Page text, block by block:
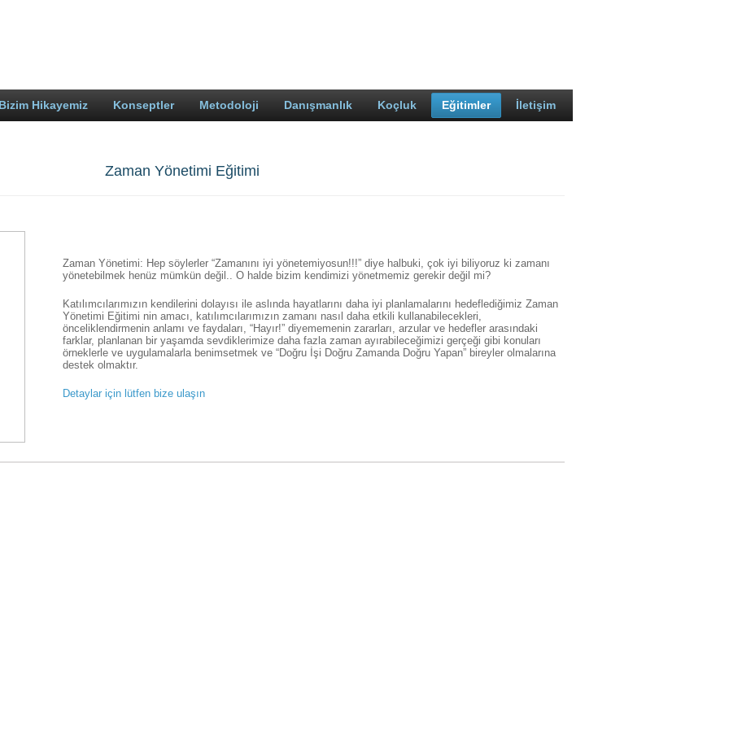
Bizim Hikayemiz Konseptler Metodoloji Danışmanlık Koçluk Eğitimler İletişim
Zaman Yönetimi Eğitimi
Zaman Yönetimi: Hep söylerler “Zamanını iyi yönetemiyosun!!!” diye halbuki, çok iyi biliyoruz ki zamanı
yönetebilmek henüz mümkün değil.. O halde bizim kendimizi yönetmemiz gerekir değil mi?
Katılımcılarımızın kendilerini dolayısı ile aslında hayatlarını daha iyi planlamalarını hedeflediğimiz Zaman
Yönetimi Eğitimi nin amacı, katılımcılarımızın zamanı nasıl daha etkili kullanabilecekleri,
önceliklendirmenin anlamı ve faydaları, “Hayır!” diyememenin zararları, arzular ve hedefler arasındaki
farklar, planlanan bir yaşamda sevdiklerimize daha fazla zaman ayırabileceğimizi gerçeği gibi konuları
örneklerle ve uygulamalarla benimsetmek ve “Doğru İşi Doğru Zamanda Doğru Yapan” bireyler olmalarına
destek olmaktır.
Detaylar için lütfen bize ulaşın